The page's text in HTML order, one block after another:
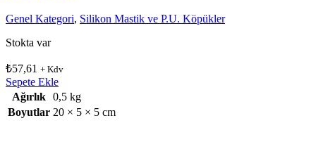
Genel Kategori, Silikon Mastik ve P.U. Köpükler
Stokta var
₺57,61 + Kdv
Sepete Ekle
Ağırlık 0,5 kg
Boyutlar 20 × 5 × 5 cm